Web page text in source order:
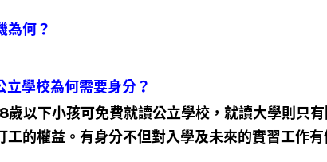
為何？
學校為何需要身分？
歲以下小孩可免費就讀公立學校，就讀大學則只
工的權益。有身分不但對入學及未來的實習工作